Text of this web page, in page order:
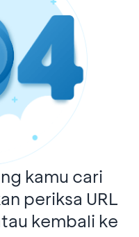
kamu cari
periksa URL
kembali ke